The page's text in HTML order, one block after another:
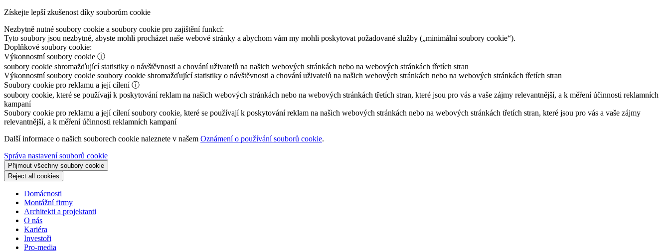
Získejte lepší zkušenost díky souborům cookie
Nezbytně nutné soubory cookie a soubory cookie pro zajištění funkcí:
Tyto soubory jsou nezbytné, abyste mohli procházet naše webové stránky a abychom vám my mohli poskytovat požadované služby („minimální soubory cookie“).
Doplňkové soubory cookie:
Výkonnostní soubory cookie ⓘ
soubory cookie shromažďující statistiky o návštěvnosti a chování uživatelů na našich webových stránkách nebo na webových stránkách třetích stran
Výkonnostní soubory cookie soubory cookie shromažďující statistiky o návštěvnosti a chování uživatelů na našich webových stránkách nebo na webových stránkách třetích stran
Soubory cookie pro reklamu a její cílení ⓘ
soubory cookie, které se používají k poskytování reklam na našich webových stránkách nebo na webových stránkách třetích stran, které jsou pro vás a vaše zájmy relevantnější, a k měření účinnosti reklamních
kampaní
Soubory cookie pro reklamu a její cílenísoubory cookie, které se používají k poskytování reklam na našich webových stránkách nebo na webových stránkách třetích stran, které jsou pro vás a vaše zájmy
relevantnější, a k měření účinnosti reklamních kampaní
Další informace o našich souborech cookie naleznete v našem Oznámení o používání souborů cookie.
Správa nastavení souborů cookie
Přijmout všechny soubory cookie
Reject all cookies
Domácnosti
Montážní firmy
Architekti a projektanti
O nás
Kariéra
Investoři
Pro-media